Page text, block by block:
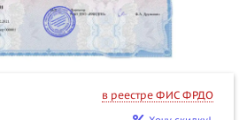
в реестре ФИС ФРДО